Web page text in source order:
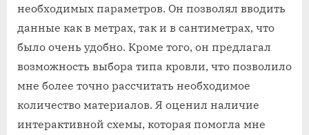
необходимых параметров. Он позволял вводить
данные как в метрах, так и в сантиметрах, что
было очень удобно. Кроме того, он предлагал
возможность выбора типа кровли, что позволило
мне более точно рассчитать необходимое
количество материалов. Я оценил наличие
интерактивной схемы, которая помогла мне